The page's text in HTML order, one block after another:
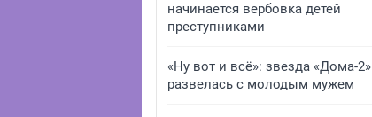
начинается вербовка детей
преступниками
«Ну вот и всё»: звезда «Дома-2»
развелась с молодым мужем